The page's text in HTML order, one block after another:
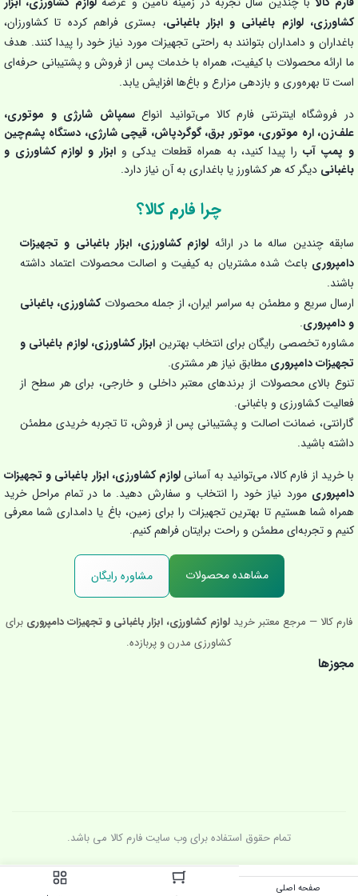
کشاورزی، لوازم باغبانی و ابزار باغبانی، بستری فراهم کرده تا کشاورزان،
باغداران و دامداران بتوانند به راحتی تجهیزات مورد نیاز خود را پیدا کنند. هدف
ما ارائه محصولات با کیفیت، همراه با خدمات پس از فروش و پشتیبانی حرفه‌ای
است تا بهره‌وری و بازدهی مزارع و باغ‌ها افزایش یابد.
در فروشگاه اینترنتی فارم کالا می‌توانید انواعسمپاش شارژی و موتوری،
علف‌زن، اره موتوری، موتور برق، گوگردپاش، قیچی شارژی، دستگاه پشم‌چین
و پمپ آب را پیدا کنید، به همراه قطعات یدکی وابزار و لوازم کشاورزی و
باغبانی دیگر که هر کشاورز یا باغداری به آن نیاز دارد.
چرا فارم کالا؟
سابقه چندین ساله ما در ارائه لوازم کشاورزی، ابزار باغبانی و تجهیزات
دامپروری باعث شده مشتریان به کیفیت و اصالت محصولات اعتماد داشته
باشند.
ارسال سریع و مطمئن به سراسر ایران، از جمله محصولاتکشاورزی، باغبانی
و دامپروری.
مشاوره تخصصی رایگان برای انتخاب بهترین ابزار کشاورزی، لوازم باغبانی و
تجهیزات دامپروری مطابق نیاز هر مشتری.
تنوع بالای محصولات از برندهای معتبر داخلی و خارجی، برای هر سطح از
فعالیت کشاورزی و باغبانی.
گارانتی، ضمانت اصالت و پشتیبانی پس از فروش، تا تجربه خریدی مطمئن
داشته باشید.
با خرید از فارم کالا، می‌توانید به آسانی لوازم کشاورزی، ابزار باغبانی و تجهیزات
دامپروری مورد نیاز خود را انتخاب و سفارش دهید. ما در تمام مراحل خرید
همراه شما هستیم تا بهترین تجهیزات را برای زمین، باغ یا دامداری شما معرفی
کنیم و تجربه‌ای مطمئن و راحت برایتان فراهم کنیم.
مشاهده محصولات مشاوره رایگان
فارم کالا — مرجع معتبر خرید لوازم کشاورزی، ابزار باغبانی و تجهیزات دامپروری برای
کشاورزی مدرن و پربازده.
مجوزها
تمام حقوق استفاده برای وب سایت فارم کالا می باشد.
صفحه اصلی